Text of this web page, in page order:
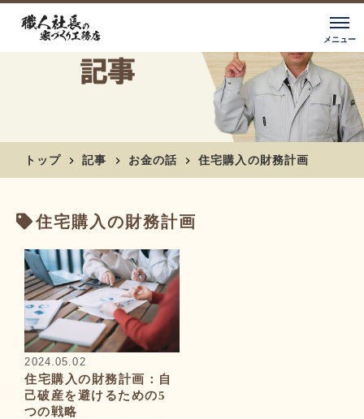
トップ 記事 お金の話 住宅購入の財務計画
住宅購入の財務計画
2024.05.02
住宅購入の財務計画：自
己破産を避けるための5
つの戦略